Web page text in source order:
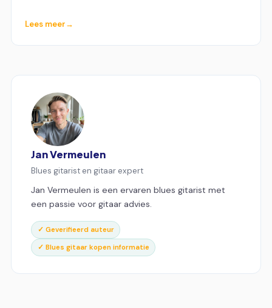
Lees meer
Jan Vermeulen
Blues gitarist en gitaar expert
Jan Vermeulen is een ervaren blues gitarist met
een passie voor gitaar advies.
✓ Geverifieerd auteur
✓ Blues gitaar kopen informatie